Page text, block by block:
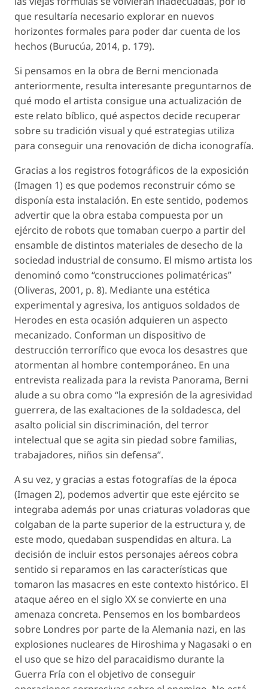
que resultaría necesario explorar en nuevos
horizontes formales para poder dar cuenta de los
hechos (Burucúa, 2014, p. 179).
Si pensamos en la obra de Berni mencionada
anteriormente, resulta interesante preguntarnos de
qué modo el artista consigue una actualización de
este relato bíblico, qué aspectos decide recuperar
sobre su tradición visual y qué estrategias utiliza
para conseguir una renovación de dicha iconografía.
Gracias a los registros fotográficos de la exposición
(Imagen 1) es que podemos reconstruir cómo se
disponía esta instalación. En este sentido, podemos
advertir que la obra estaba compuesta por un
ejército de robots que tomaban cuerpo a partir del
ensamble de distintos materiales de desecho de la
sociedad industrial de consumo. El mismo artista los
denominó como “construcciones polimatéricas”
(Oliveras, 2001, p. 8). Mediante una estética
experimental y agresiva, los antiguos soldados de
Herodes en esta ocasión adquieren un aspecto
mecanizado. Conforman un dispositivo de
destrucción terrorífico que evoca los desastres que
atormentan al hombre contemporáneo. En una
entrevista realizada para la revista Panorama, Berni
alude a su obra como “la expresión de la agresividad
guerrera, de las exaltaciones de la soldadesca, del
asalto policial sin discriminación, del terror
intelectual que se agita sin piedad sobre familias,
trabajadores, niños sin defensa”.
A su vez, y gracias a estas fotografías de la época
(Imagen 2), podemos advertir que este ejército se
integraba además por unas criaturas voladoras que
colgaban de la parte superior de la estructura y, de
este modo, quedaban suspendidas en altura. La
decisión de incluir estos personajes aéreos cobra
sentido si reparamos en las características que
tomaron las masacres en este contexto histórico. El
ataque aéreo en el siglo XX se convierte en una
amenaza concreta. Pensemos en los bombardeos
sobre Londres por parte de la Alemania nazi, en las
explosiones nucleares de Hiroshima y Nagasaki o en
el uso que se hizo del paracaidismo durante la
Guerra Fría con el objetivo de conseguir